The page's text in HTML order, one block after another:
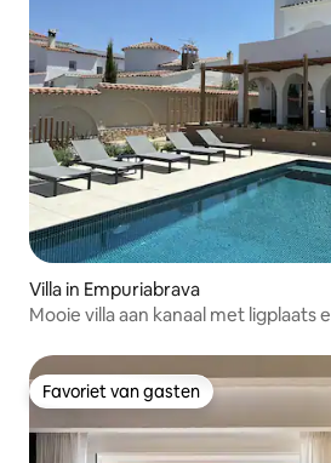
Villa in Empuriabrava
Mooie villa aan kanaal met ligplaats
Favoriet van gasten
Favoriet van gasten